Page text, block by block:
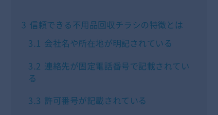
3 信頼できる不用品回収チラシの特徴とは
3.1 会社名や所在地が明記されている
3.2 連絡先が固定電話番号で記載されてい
る
3.3 許可番号が記載されている